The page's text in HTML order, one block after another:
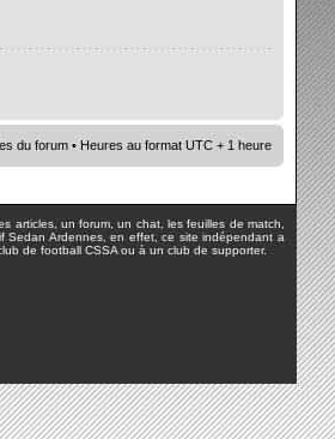
du forum • Heures au format UTC + 1 heure
articles, un forum, un chat, les feuilles de match,
Sedan Ardennes, en effet, ce site indépendant a
de football CSSA ou à un club de supporter.